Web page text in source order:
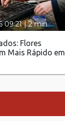
09:21|2 min
Flores
Mais Rápido em